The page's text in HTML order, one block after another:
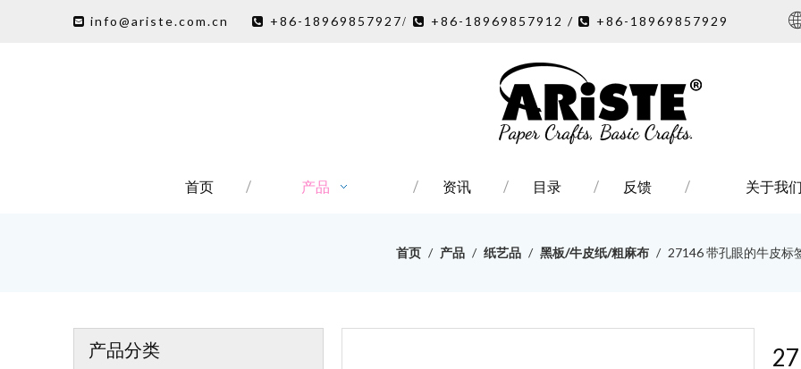
 info@ariste.com.cn  +86-18969857927/  +86-18969857912 /  +86-18969857929
首页 产品 资讯 目录 反馈 关于我
首页 / 产品 / 纸艺品 / 黑板/牛皮纸/粗麻布 / 27146 带孔眼的牛皮标
产品分类